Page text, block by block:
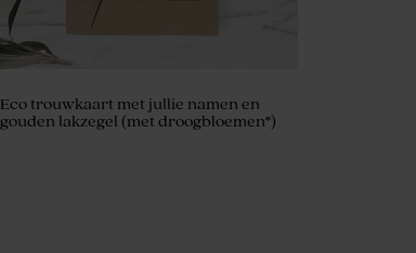
Eco trouwkaart met jullie namen en
gouden lakzegel (met droogbloemen*)